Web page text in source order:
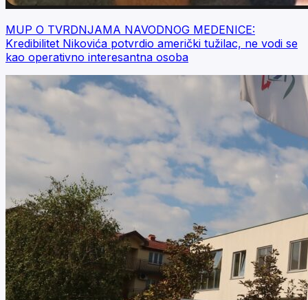
MUP O TVRDNJAMA NAVODNOG MEDENICE:
Kredibilitet Nikovića potvrdio američki tužilac, ne vodi se
kao operativno interesantna osoba